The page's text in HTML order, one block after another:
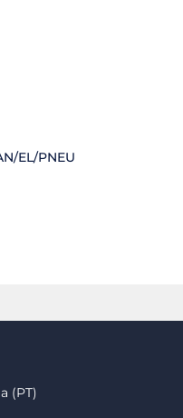
EL/PNEU
(PT)